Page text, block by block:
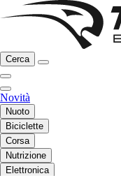
Cerca
Novità
Nuoto
Biciclette
Corsa
Nutrizione
Elettronica